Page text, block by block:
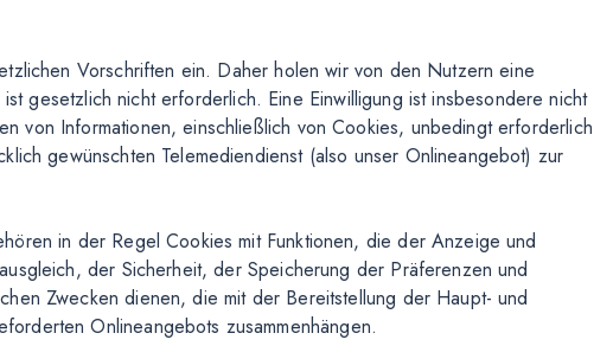
Vorschriften ein. Daher holen wir von den Nutzern eine
gesetzlich nicht erforderlich. Eine Einwilligung ist insbesondere nicht
von Informationen, einschließlich von Cookies, unbedingt erforderlich
gewünschten Telemediendienst (also unser Onlineangebot) zur
in der Regel Cookies mit Funktionen, die der Anzeige und
der Sicherheit, der Speicherung der Präferenzen und
Zwecken dienen, die mit der Bereitstellung der Haupt- und
Onlineangebots zusammenhängen.